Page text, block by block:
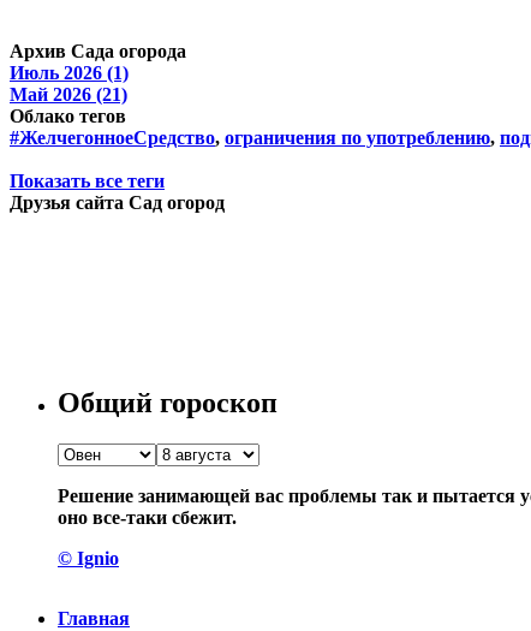
Архив Сада огорода
Июль 2026 (1)
Май 2026 (21)
Облако тегов
#ЖелчегонноеСредство, ограничения по употреблению,
Показать все теги
Друзья сайта Сад огород
Общий гороскоп
Решение занимающей вас проблемы так и пытается
оно все-таки сбежит.
© Ignio
Главная